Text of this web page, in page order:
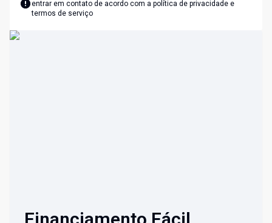
entrar em contato de acordo com a política de privacidade e
termos de serviço